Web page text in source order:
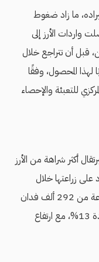
ما زاد ضغوط
واردات الأرز إلى
إلى نحو 976 ألف طن، قبل أن تتراجع خلال
لهذا المحصول، وفقًا
للتعبئة والإحصاء
أكثر شراهة من الأرز
على زراعتها خلال
السنوات الماضية، ما سمح بزيادة المساحة المنزرعة من 292 ألف فدان
في 2019 إلى 330 ألف فدان في 2021 بزيادة 13%، مع ارتفاع